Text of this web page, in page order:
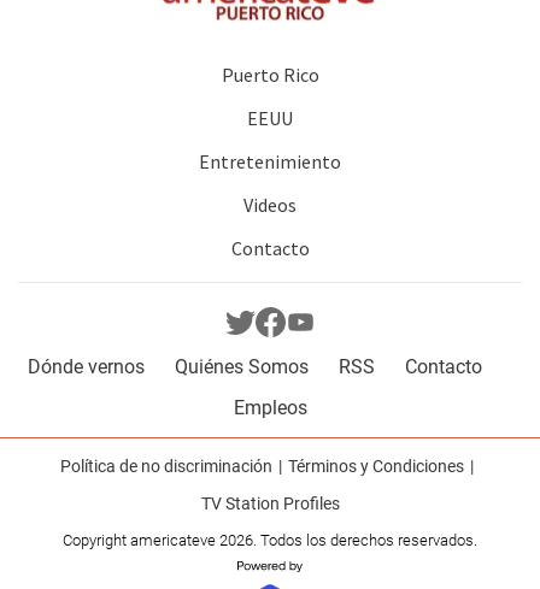
Puerto Rico
EEUU
Entretenimiento
Videos
Contacto
Dónde vernos Quiénes Somos RSS
Contacto
Empleos
Política de no discriminación
Términos y Condiciones
TV Station Profiles
Copyright americateve 2026. Todos los derechos reservados.